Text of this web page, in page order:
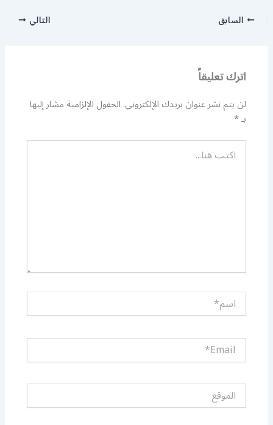
السابق التالي
اترك تعليقاً
لن يتم نشر عنوان بريدك الإلكتروني.الحقول الإلزامية مشار إليها
بـ*
اكتب
هنا...
اسم*
Email*
الموقع